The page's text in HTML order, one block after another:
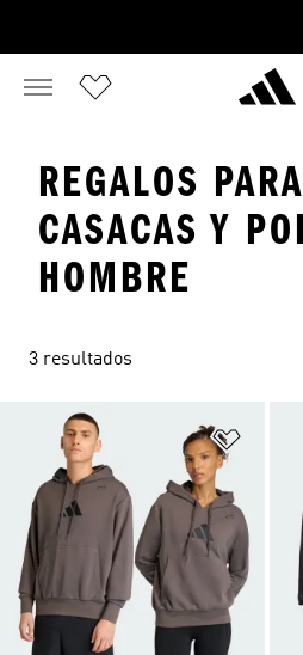
REGALOS
CASACAS Y
HOMBRE
3 resultados